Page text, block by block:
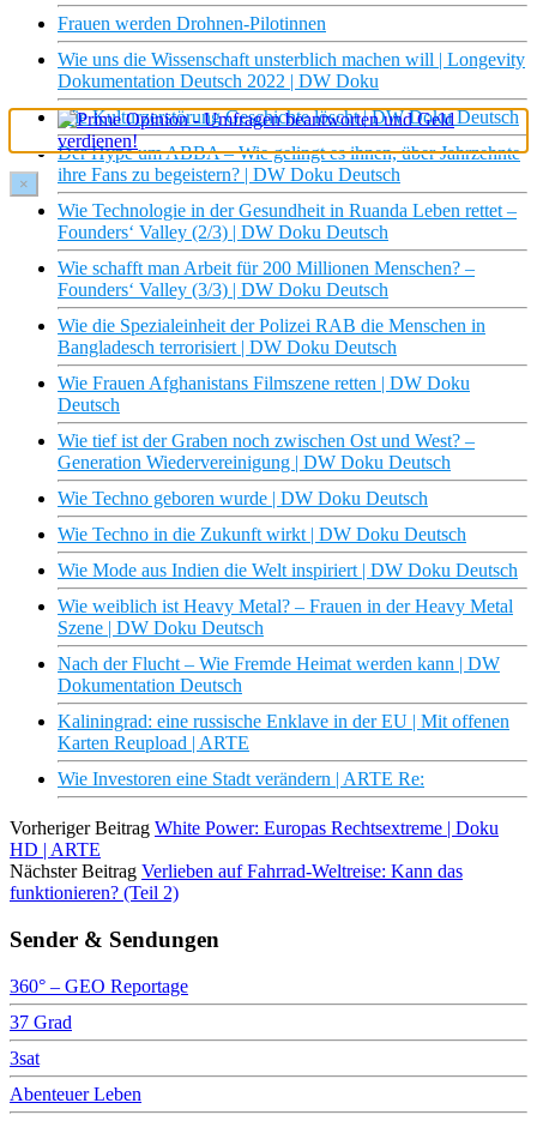
Frauen werden Drohnen-Pilotinnen
Wie uns die Wissenschaft unsterblich machen will | Longevity
Dokumentation Deutsch 2022 | DW Doku
Wie Kulturzerstörung Geschichte löscht | DW Doku Deutsch
Der Hype um ABBA – Wie gelingt es ihnen, über Jahrzehnte
ihre Fans zu begeistern? | DW Doku Deutsch
Wie Technologie in der Gesundheit in Ruanda Leben rettet –
Founders‘ Valley (2/3) | DW Doku Deutsch
Wie schafft man Arbeit für 200 Millionen Menschen? –
Founders‘ Valley (3/3) | DW Doku Deutsch
Wie die Spezialeinheit der Polizei RAB die Menschen in
Bangladesch terrorisiert | DW Doku Deutsch
Wie Frauen Afghanistans Filmszene retten | DW Doku
Deutsch
Wie tief ist der Graben noch zwischen Ost und West? –
Generation Wiedervereinigung | DW Doku Deutsch
Wie Techno geboren wurde | DW Doku Deutsch
Wie Techno in die Zukunft wirkt | DW Doku Deutsch
Wie Mode aus Indien die Welt inspiriert | DW Doku Deutsch
Wie weiblich ist Heavy Metal? – Frauen in der Heavy Metal
Szene | DW Doku Deutsch
Nach der Flucht – Wie Fremde Heimat werden kann | DW
Dokumentation Deutsch
Kaliningrad: eine russische Enklave in der EU | Mit offenen
Karten Reupload | ARTE
Wie Investoren eine Stadt verändern | ARTE Re:
Vorheriger Beitrag White Power: Europas Rechtsextreme | Doku
HD | ARTE
Nächster Beitrag Verlieben auf Fahrrad-Weltreise: Kann das
funktionieren? (Teil 2)
Sender & Sendungen
360° – GEO Reportage
37 Grad
3sat
Abenteuer Leben
×